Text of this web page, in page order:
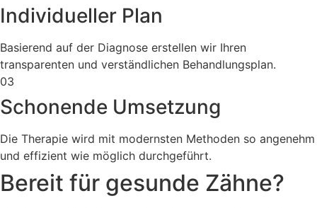
Individueller Plan
Basierend auf der Diagnose erstellen wir Ihren
transparenten und verständlichen Behandlungsplan.
03
Schonende Umsetzung
Die Therapie wird mit modernsten Methoden so angenehm
und effizient wie möglich durchgeführt.
Bereit für gesunde Zähne?